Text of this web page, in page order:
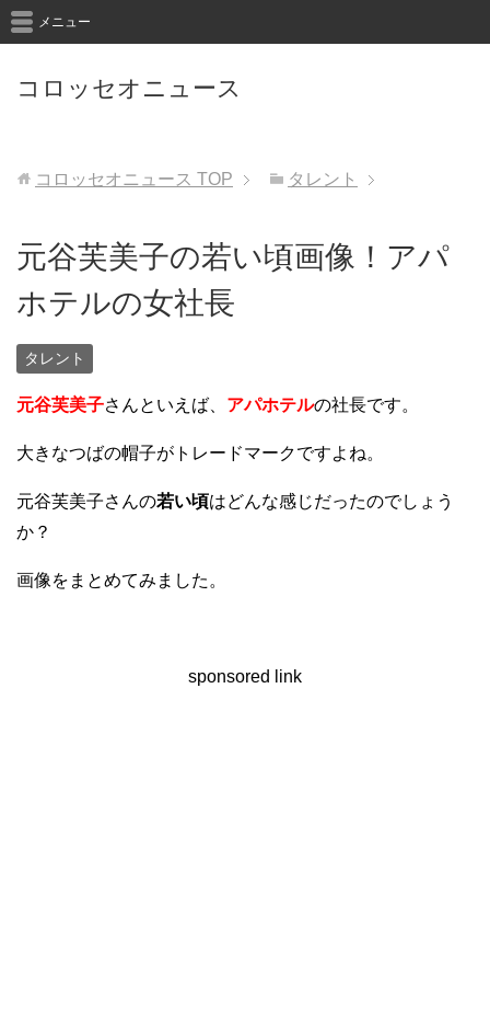
コロッセオニュース
メニュー
コロッセオニュース TOP タレント
元谷芙美子の若い頃画像！アパ
ホテルの女社長
タレント
元谷芙美子さんといえば、 アパホテルの社長です。
大きなつばの帽子がトレードマークですよね。
元谷芙美子さんの若い頃はどんな感じだったのでしょう
か？
画像をまとめてみました。
sponsored link